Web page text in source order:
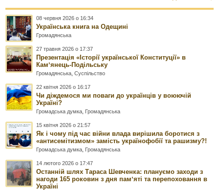
08 червня 2026 о 16:34
Українська книга на Одещині
Громадянська
27 травня 2026 о 17:37
Презентація «Історії української Конституції» в
Камʼянець-Подільську
Громадянська ,Суспільство
22 квітня 2026 о 16:17
Чи діждемося ми поваги до українців у воюючій
Україні?
Громадська думка Громадянська
15 квітня 2026 о 21:57
Як і чому під час війни влада вирішила боротися з
«антисемітизмом» замість українофобії та рашизму?!
Громадська думка Громадянська
14 лютого 2026 о 17:47
Останній шлях Тараса Шевченка: плануємо заходи з
нагоди 165 роковин з дня памʼяті та перепоховання в
Україні